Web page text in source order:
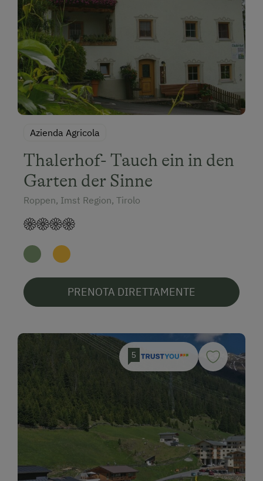
Azienda Agricola
Thalerhof- Tauch ein in den
Garten der Sinne
Roppen, Imst Region, Tirolo
PRENOTA DIRETTAMENTE
5